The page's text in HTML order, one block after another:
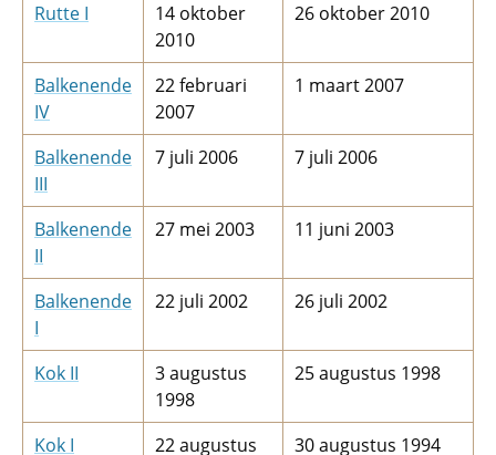
Rutte I
14 oktober
2010
26 oktober 2010
Balkenende
IV
22 februari
2007
1 maart 2007
Balkenende
III
7 juli 2006 7 juli 2006
Balkenende
II
27 mei 2003 11 juni 2003
Balkenende
I
22 juli 2002 26 juli 2002
Kok II
3 augustus
1998
25 augustus 1998
Kok I 22 augustus 30 augustus 1994